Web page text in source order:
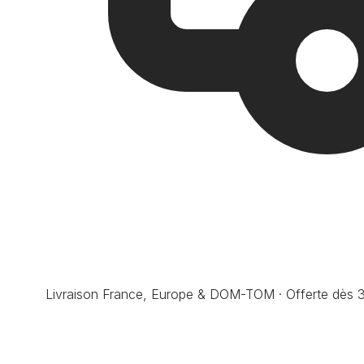
Livraison France, Europe & DOM-TOM · Offerte dès